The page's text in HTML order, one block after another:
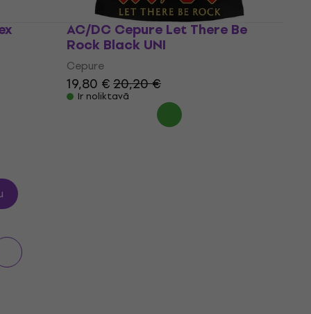
AC/DC Cepure Let There Be
Rock Black UNI
Cepure
19,80 €20,20 €
Ir noliktavā